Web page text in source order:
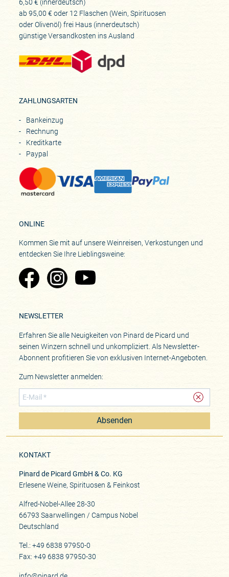
6,50 € (innerdeutsch)
ab 95,00 € oder 12 Flaschen (Wein, Spirituosen
oder Olivenöl) frei Haus (innerdeutsch)
günstige Versandkosten ins Ausland
ZAHLUNGSARTEN
Bankeinzug
Rechnung
Kreditkarte
Paypal
ONLINE
Kommen Sie mit auf unsere Weinreisen, Verkostungen und
entdecken Sie Ihre Lieblingsweine:
Zu Pinard's Facebook-Seite
Zu Pinard's Instagram-Seite
Zu Pinard's YouTube-Seite
NEWSLETTER
Erfahren Sie alle Neuigkeiten von Pinard de Picard und
seinen Winzern schnell und unkompliziert. Als Newsletter-
Abonnent profitieren Sie von exklusiven Internet-Angeboten.
Zum Newsletter anmelden:
Absenden
KONTAKT
Pinard de Picard GmbH & Co. KG
Erlesene Weine, Spirituosen & Feinkost
Alfred-Nobel-Allee 28-30
66793 Saarwellingen / Campus Nobel
Deutschland
Tel.: +49 6838 97950-0
Fax: +49 6838 97950-30